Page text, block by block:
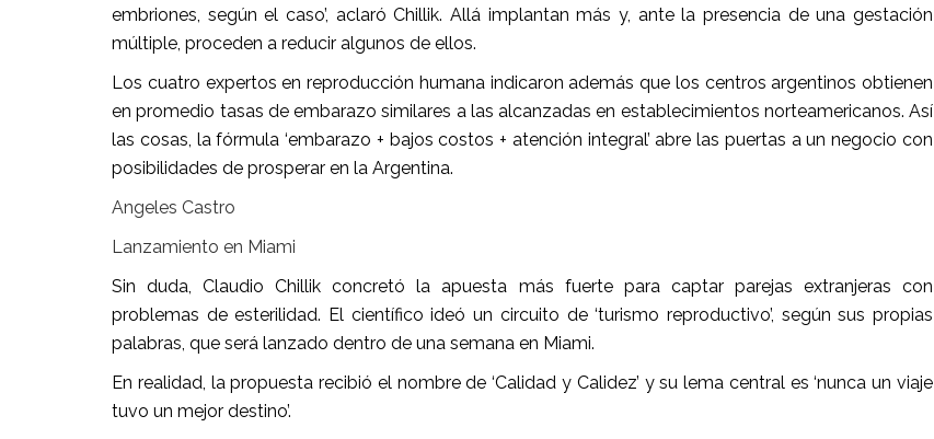
embriones, según el caso’, aclaró Chillik. Allá implantan más y, ante la presencia de una gestación
múltiple, proceden a reducir algunos de ellos.
Los cuatro expertos en reproducción humana indicaron además que los centros argentinos obtienen
en promedio tasas de embarazo similares a las alcanzadas en establecimientos norteamericanos. Así
las cosas, la fórmula ‘embarazo + bajos costos + atención integral’ abre las puertas a un negocio con
posibilidades de prosperar en la Argentina.
Angeles Castro
Lanzamiento en Miami
Sin duda, Claudio Chillik concretó la apuesta más fuerte para captar parejas extranjeras con
problemas de esterilidad. El científico ideó un circuito de ‘turismo reproductivo’, según sus propias
palabras, que será lanzado dentro de una semana en Miami.
En realidad, la propuesta recibió el nombre de ‘Calidad y Calidez’ y su lema central es ‘nunca un viaje
tuvo un mejor destino’.